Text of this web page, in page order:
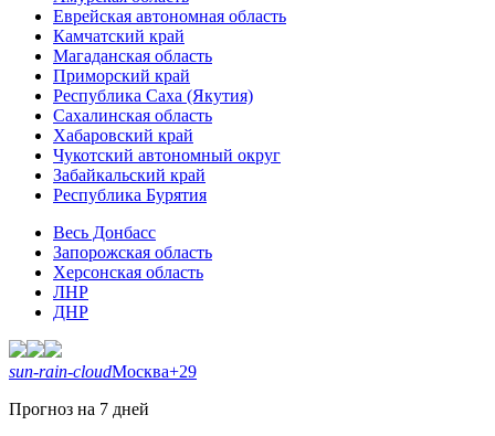
Еврейская автономная область
Камчатский край
Магаданская область
Приморский край
Республика Саха (Якутия)
Сахалинская область
Хабаровский край
Чукотский автономный округ
Забайкальский край
Республика Бурятия
Весь Донбасс
Запорожская область
Херсонская область
ЛНР
ДНР
sun-rain-cloudМосква+29
Прогноз на 7 дней